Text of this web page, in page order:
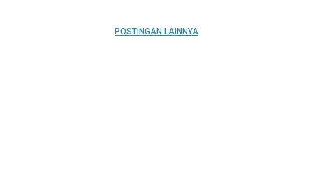
POSTINGAN LAINNYA